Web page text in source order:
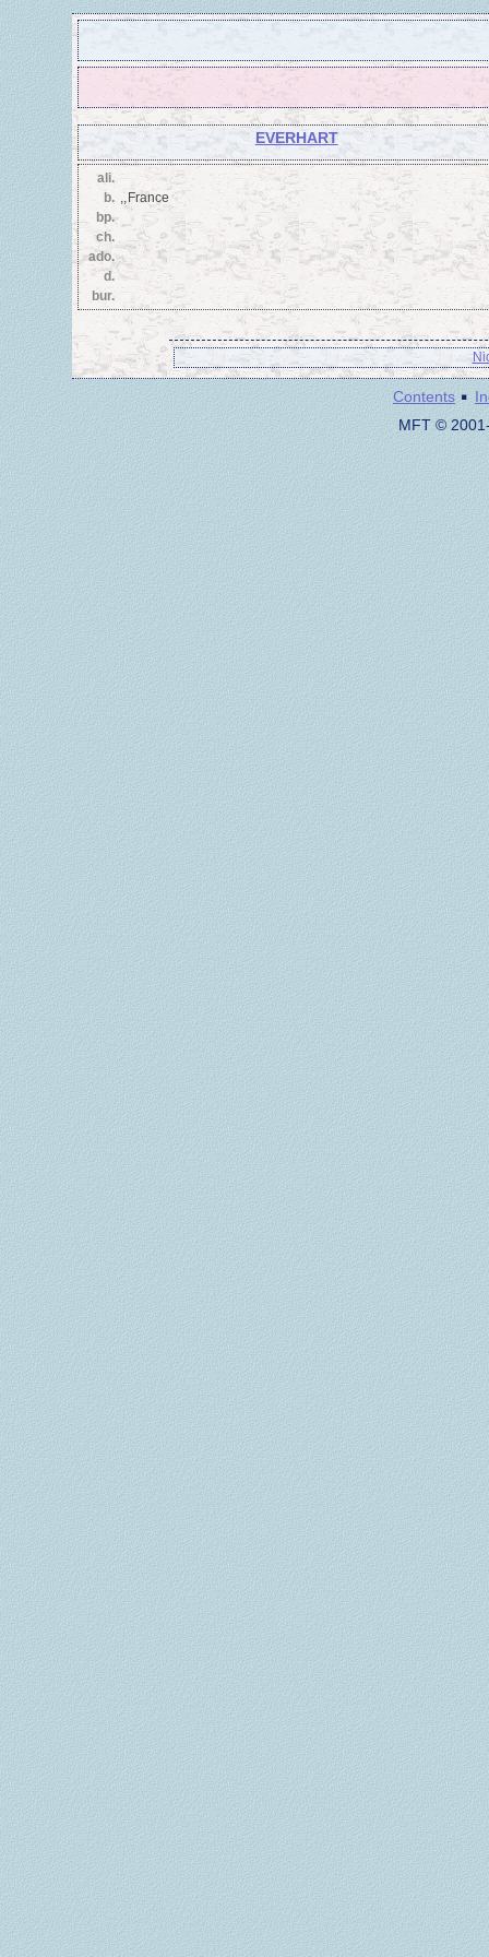
EVERHART
ali.
b. ,, France
bp.
ch.
ado.
d.
bur.
Contents ·
MFT ©